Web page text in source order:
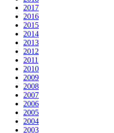
2017
2016
2015
2014
2013
2012
2011
2010
2009
2008
2007
2006
2005
2004
2003